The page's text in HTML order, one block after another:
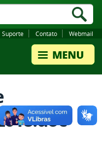
Suporte Contato Webmail